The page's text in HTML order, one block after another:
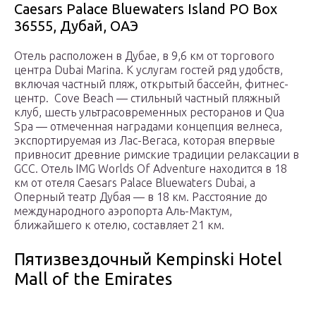
Caesars Palace Bluewaters Island PO Box
36555, Дубай, ОАЭ
Отель расположен в Дубае, в 9,6 км от торгового
центра Dubai Marina. К услугам гостей ряд удобств,
включая частный пляж, открытый бассейн, фитнес-
центр. Cove Beach — стильный частный пляжный
клуб, шесть ультрасовременных ресторанов и Qua
Spa — отмеченная наградами концепция велнеса,
экспортируемая из Лас-Вегаса, которая впервые
привносит древние римские традиции релаксации в
GCC. Отель IMG Worlds Of Adventure находится в 18
км от отеля Caesars Palace Bluewaters Dubai, а
Оперный театр Дубая — в 18 км. Расстояние до
международного аэропорта Аль-Мактум,
ближайшего к отелю, составляет 21 км.
Пятизвездочный Kempinski Hotel
Mall of the Emirates